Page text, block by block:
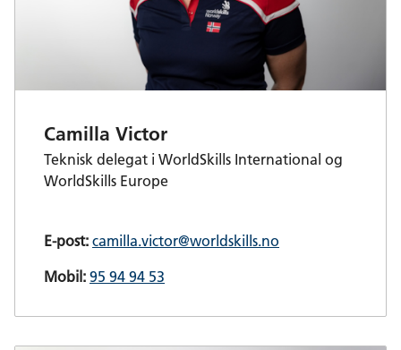
Camilla Victor
Teknisk delegat i WorldSkills International og
WorldSkills Europe
E-post:camilla.victor@worldskills.no
Mobil:95 94 94 53